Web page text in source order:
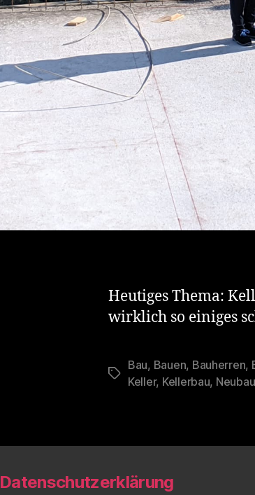
Heutiges Thema:
wirklich so einiges
Schlagwörter
Bau, Bauen, Bauherren,
Keller, Kellerbau, Neubau
Datenschutzerklärung